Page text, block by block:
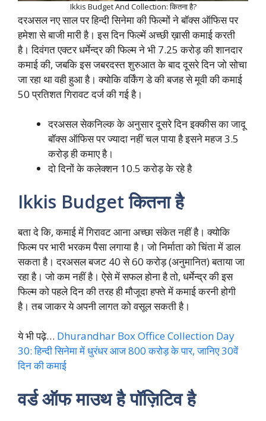
Ikkis Budget And Collection: कितना है?
दरअसल नए साल पर हिन्दी सिनेमा की फिल्मों ने बॉक्स ऑफिस पर
हमेशा से बाजी मारी है। इस दिन फिल्में अच्छी ख़ासी कमाई करती
है। दिवंगत एक्टर धर्मेन्द्र की फिल्म ने भी 7.25 करोड़ की शानदार
कमाई की, जबकि इस जबरदस्त शुरुआत के बाद दूसरे दिन जो सोचा
जा रहा था वही हुआ है। क्योकि वर्किंग डे की बजह से मूवी की कमाई
50 प्रतिशत गिरावट दर्ज की गई है।
दरअसल सेकनिल्क के अनुसार दूसरे दिन इक्कीस का जादू
बॉक्स ऑफिस पर ज्यादा नहीं चल पाया है इसने महज 3.5
करोड़ ही कमाए है।
दो दिनों के कलेक्शन 10.5 करोड़ के रहे है
Ikkis Budget कितना है
बता दे कि, कमाई में गिरावट आना अच्छा संकेत नहीं है। क्योकि
फिल्म पर भारी भरकम पैसा लगाया है। जो निर्माता को चिंता में डाल
सकता है। दरअसल बजट 40 से 60 करोड़ (अनुमानित) बताया जा
रहा है। जो कम नहीं है। ऐसे में सफल होना है तो, धर्मेन्द्र की इस
फिल्म को पहले दिन की तरह ही मौजूदा हफ्ते में कमाई करनी होगी
है। तब जाकर ये अपनी लागत को वसूल सकती है।
ये भी पढ़े… Dhurandhar Box Office Collection Day
30: हिन्दी सिनेमा में धुरंधर आज 800 करोड़ के पार, जानिए 30वें
दिन की कमाई
वर्ड ऑफ माउथ है पॉज़िटिव है